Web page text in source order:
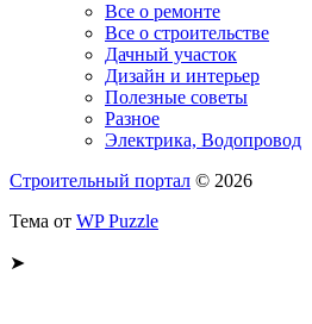
Все о ремонте
Все о строительстве
Дачный участок
Дизайн и интерьер
Полезные советы
Разное
Электрика, Водопровод
Строительный портал © 2026
Тема от WP Puzzle
➤